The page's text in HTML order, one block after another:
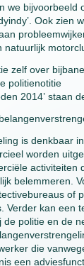
we bijvoorbeeld
Ook zien
zelf over
politienotitie
2014’ staan
is denkbaar
worden
activiteiten
belemmeren.
of
Verder kan een
de politie en de
die
een